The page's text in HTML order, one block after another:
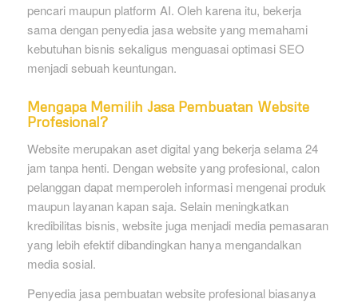
pencari maupun platform AI. Oleh karena itu, bekerja
sama dengan penyedia jasa website yang memahami
kebutuhan bisnis sekaligus menguasai optimasi SEO
menjadi sebuah keuntungan.
Mengapa Memilih Jasa Pembuatan Website
Profesional?
Website merupakan aset digital yang bekerja selama 24
jam tanpa henti. Dengan website yang profesional, calon
pelanggan dapat memperoleh informasi mengenai produk
maupun layanan kapan saja. Selain meningkatkan
kredibilitas bisnis, website juga menjadi media pemasaran
yang lebih efektif dibandingkan hanya mengandalkan
media sosial.
Penyedia jasa pembuatan website profesional biasanya